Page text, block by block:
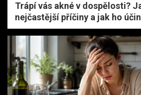
Trápí vás akné v dospělosti?
nejčastější příčiny a jak ho